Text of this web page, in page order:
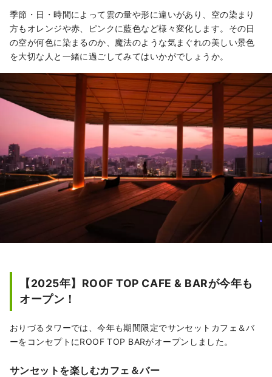
季節・日・時間によって雲の量や形に違いがあり、空の染まり
方もオレンジや赤、ピンクに藍色など様々変化します。その日
の空が何色に染まるのか、魔法のような気まぐれの美しい景色
を大切な人と一緒に過ごしてみてはいかがでしょうか。
【2025年】ROOF TOP CAFE & BARが今年も
オープン！
おりづるタワーでは、今年も期間限定でサンセットカフェ＆バ
ーをコンセプトにROOF TOP BARがオープンしました。
サンセットを楽しむカフェ＆バー